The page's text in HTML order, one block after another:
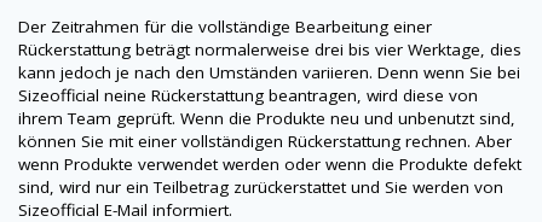
Der Zeitrahmen für die vollständige Bearbeitung einer
Rückerstattung beträgt normalerweise drei bis vier Werktage, dies
kann jedoch je nach den Umständen variieren. Denn wenn Sie bei
Sizeofficial neine Rückerstattung beantragen, wird diese von
ihrem Team geprüft. Wenn die Produkte neu und unbenutzt sind,
können Sie mit einer vollständigen Rückerstattung rechnen. Aber
wenn Produkte verwendet werden oder wenn die Produkte defekt
sind, wird nur ein Teilbetrag zurückerstattet und Sie werden von
Sizeofficial E-Mail informiert.